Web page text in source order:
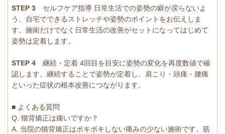
STEP 3 セルフケア指導 日常生活での姿勢の癖が戻らないよ
う、自宅でできるストレッチや姿勢のポイントをお伝えしま
す。施術だけでなく日常生活の改善がセットになってはじめて
姿勢は定着します。
STEP 4 継続・定着 4回目を目安に姿勢の変化を再度数値で確
認します。継続することで姿勢が定着し、肩こり・頭痛・腰痛
といった症状の根本改善につながります。
■ よくある質問
Q. 猫背矯正は痛いですか？
A. 当院の猫背矯正はボキボキしない痛みの少ない施術です。筋